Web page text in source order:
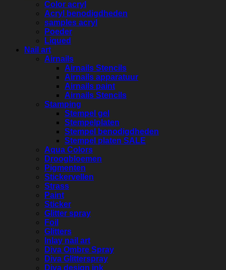
Color acryl
Acryl benodigdheden
samples acryl
Poeder
Liqued
Nail art
Airnails
Airnails Stencils
Airnails apparatuur
Airnails paint
Airnails Stencils
Stamping
Stempel gel
Stempelplaten
Stempel benodigdheden
Stempel platen SALE
Aqua Colors
Droogbloemen
Pigmenten
Stickervellen
Strass
Paint
Sticker
Glitter spray
Foil
Glitters
Inlay nail art
Diva Ombre Spray
Diva Glitterspray
Diva design ink